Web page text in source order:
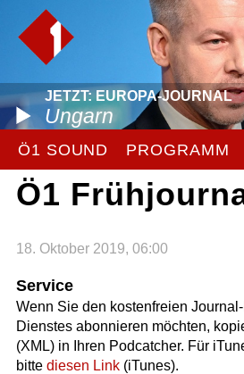
JETZT: EUROPA-JOURNAL
Ungarn
Ö1 SOUND PROGRAMM
Ö1
18. Oktober 2019, 06:00
Service
Wenn Sie den kostenfreien
Dienstes abonnieren möchten,
(XML) in Ihren Podcatcher. Für
bitte diesen Link(iTunes).